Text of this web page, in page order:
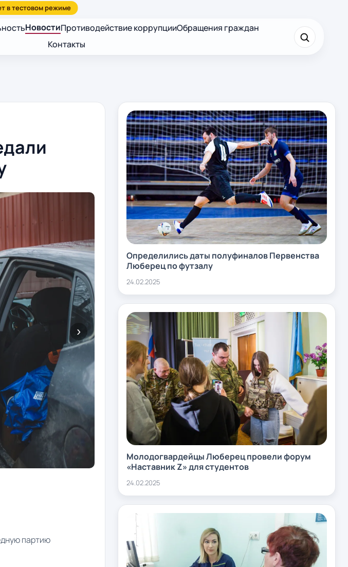
НовостиПротиводействие коррупцииОбращения граждан
Контакты
партию
Определились даты полуфиналов Первенства
Люберец по футзалу
24.02.2025
Молодогвардейцы Люберец провели форум
«Наставник Z» для студентов
24.02.2025